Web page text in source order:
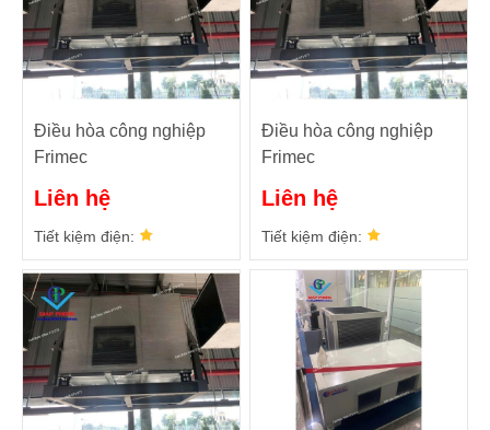
Điều hòa công nghiệp
Frimec
Liên hệ
Tiết kiệm điện:
Điều hòa công nghiệp
Frimec
Liên hệ
Tiết kiệm điện: